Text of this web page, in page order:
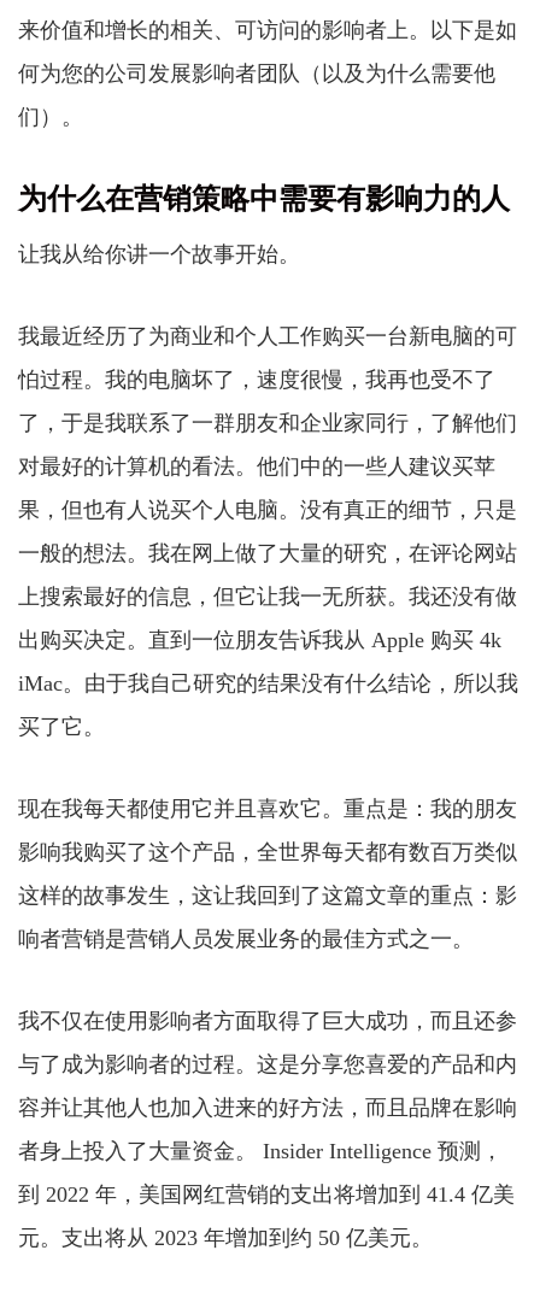
来价值和增长的相关、可访问的影响者上。以下是如
何为您的公司发展影响者团队（以及为什么需要他
们）。
为什么在营销策略中需要有影响力的人
让我从给你讲一个故事开始。
我最近经历了为商业和个人工作购买一台新电脑的可
怕过程。我的电脑坏了，速度很慢，我再也受不了
了，于是我联系了一群朋友和企业家同行，了解他们
对最好的计算机的看法。他们中的一些人建议买苹
果，但也有人说买个人电脑。没有真正的细节，只是
一般的想法。我在网上做了大量的研究，在评论网站
上搜索最好的信息，但它让我一无所获。我还没有做
出购买决定。直到一位朋友告诉我从 Apple 购买 4k
iMac。由于我自己研究的结果没有什么结论，所以我
买了它。
现在我每天都使用它并且喜欢它。重点是：我的朋友
影响我购买了这个产品，全世界每天都有数百万类似
这样的故事发生，这让我回到了这篇文章的重点：影
响者营销是营销人员发展业务的最佳方式之一。
我不仅在使用影响者方面取得了巨大成功，而且还参
与了成为影响者的过程。这是分享您喜爱的产品和内
容并让其他人也加入进来的好方法，而且品牌在影响
者身上投入了大量资金。 Insider Intelligence 预测，
到 2022 年，美国网红营销的支出将增加到 41.4 亿美
元。支出将从 2023 年增加到约 50 亿美元。